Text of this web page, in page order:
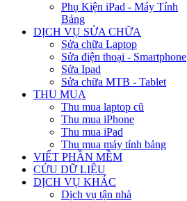
Phụ Kiện iPad - Máy Tính
Bảng
DỊCH VỤ SỬA CHỮA
Sửa chữa Laptop
Sửa điện thoại - Smartphone
Sửa Ipad
Sửa chữa MTB - Tablet
THU MUA
Thu mua laptop cũ
Thu mua iPhone
Thu mua iPad
Thu mua máy tính bảng
VIẾT PHẦN MỀM
CỨU DỮ LIỆU
DỊCH VỤ KHÁC
Dịch vụ tận nhà